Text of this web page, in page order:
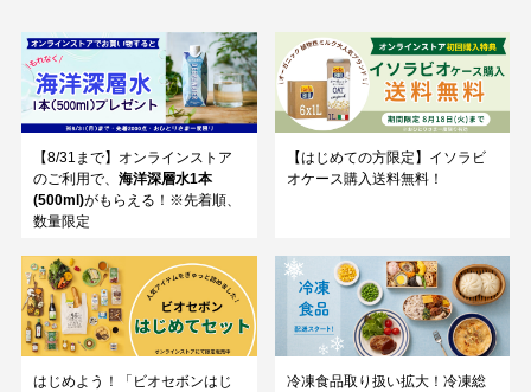
【8/31まで】オンラインストア
のご利用で、 海洋深層水1本
(500ml)がもらえる！※先着順、
数量限定
【はじめての方限定】イソラビ
オケース購入送料無料！
はじめよう！「ビオセボンはじ
冷凍食品取り扱い拡大！冷凍総